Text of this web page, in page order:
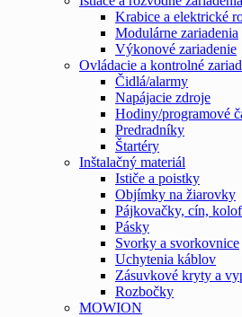
Krabice a elektrické
Modulárne zariadenia
Výkonové zariadenie
Ovládacie a kontrolné
Čidlá/alarmy
Napájacie zdroje
Hodiny/programové
Predradníky
Štartéry
Inštalačný materiál
Ističe a poistky
Objímky na žiarovky
Pájkovačky, cín,
Pásky
Svorky a svorkovnice
Uchytenia káblov
Zásuvkové kryty a
Rozbočky
MOWION